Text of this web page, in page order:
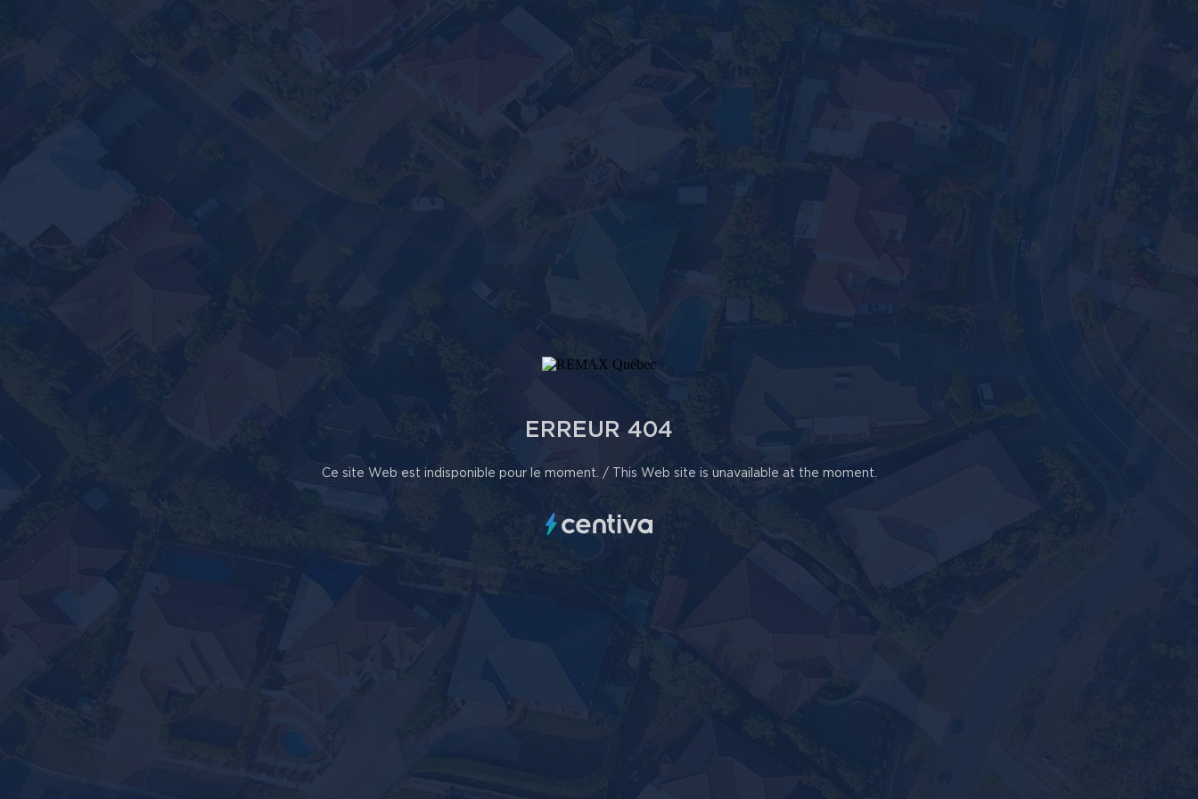
ERREUR 404
Ce site Web est indisponible pour le moment. / This Web site is unavailable at the moment.